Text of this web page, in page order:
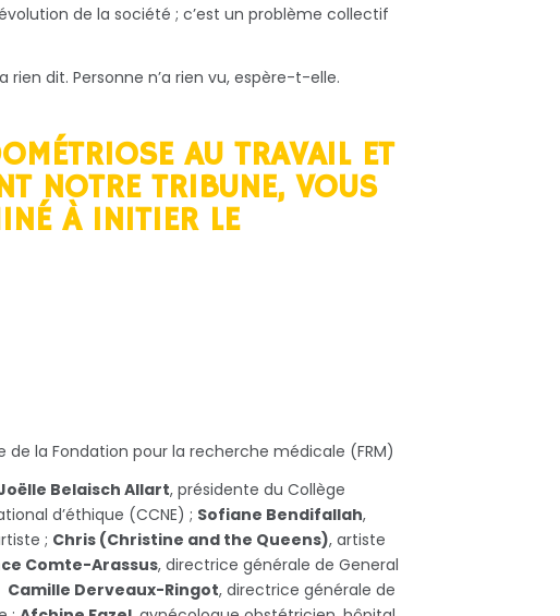
de la société ; c’est un problème collectif
rien dit. Personne n’a rien vu, espère-t-elle.
AU TRAVAIL ET
NOTRE TRIBUNE, VOUS
À INITIER LE
de la Fondation pour la recherche médicale (FRM)
Belaisch Allart, présidente du Collège
d’éthique (CCNE) ; Sofiane Bendifallah,
; Chris (Christine and the Queens), artiste
Comte-Arassus, directrice générale de General
Camille Derveaux-Ringot, directrice générale de